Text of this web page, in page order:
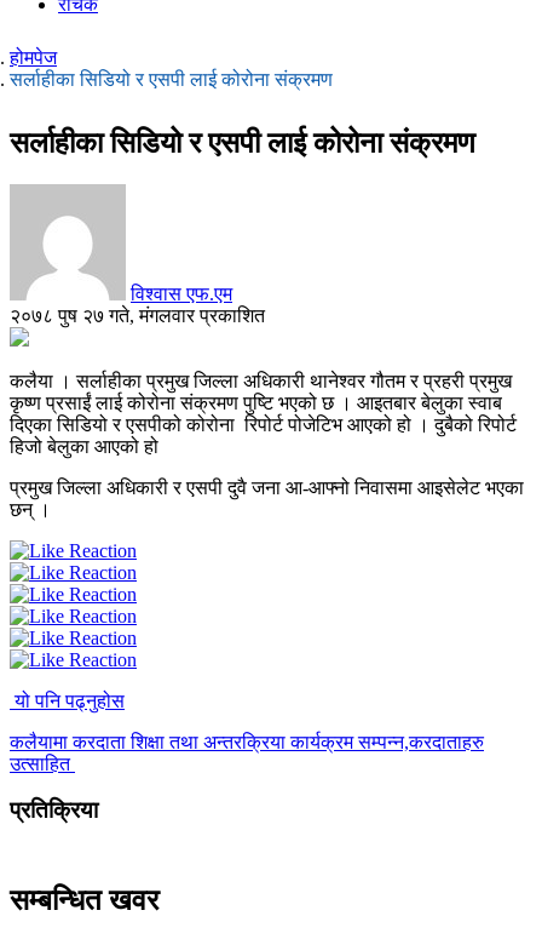
रोचक
होमपेज
सर्लाहीका सिडियो र एसपी लाई कोरोना संक्रमण
सर्लाहीका सिडियो र एसपी लाई कोरोना संक्रमण
विश्वास एफ.एम
२०७८ पुष २७ गते, मंगलवार प्रकाशित
कलैया । सर्लाहीका प्रमुख जिल्ला अधिकारी थानेश्वर गौतम र प्रहरी प्रमुख
कृष्ण प्रसाईं लाई कोरोना संक्रमण पुष्टि भएको छ । आइतबार बेलुका स्वाब
दिएका सिडियो र एसपीको कोरोना रिपोर्ट पोजेटिभ आएको हो । दुबैको रिपोर्ट
हिजो बेलुका आएको हो
प्रमुख जिल्ला अधिकारी र एसपी दुवै जना आ-आफ्नो निवासमा आइसेलेट भएका
छन् ।
यो पनि पढ्नुहोस
कलैयामा करदाता शिक्षा तथा अन्तरक्रिया कार्यक्रम सम्पन्न,करदाताहरु
उत्साहित
प्रतिक्रिया
सम्बन्धित खवर